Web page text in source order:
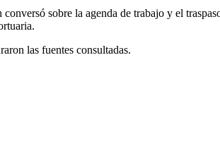
sobre la agenda de trabajo y el
las fuentes consultadas.